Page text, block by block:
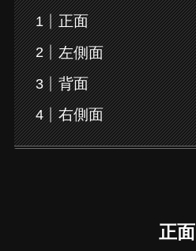
正面
左側面
背面
右側面
正面